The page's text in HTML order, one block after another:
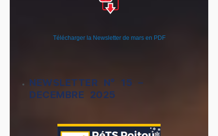
Télécharger la Newsletter de mars en PDF
NEWSLETTER N° 15 –
DECEMBRE 2025